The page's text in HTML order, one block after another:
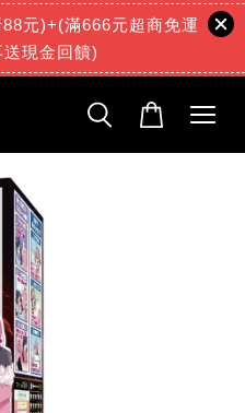
元)+(滿666元超商免運
現金回饋)